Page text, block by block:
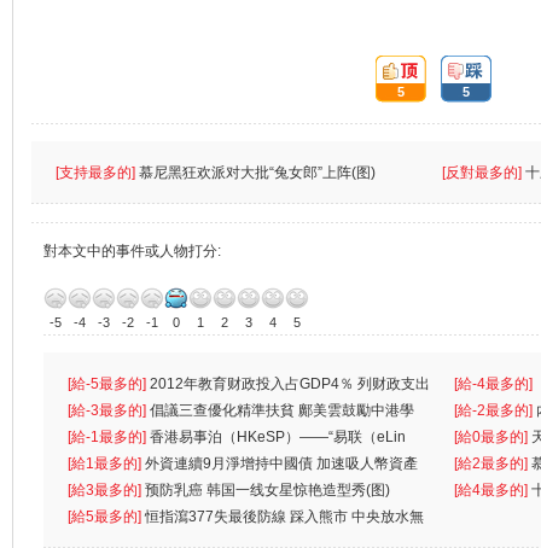
頂:
5
踩:
5
[支持最多的] 慕尼黑狂欢派对大批“兔女郎”上阵(图) [反對最多的]
對本文中的事件或人物打分:
-5 -4 -3 -2 -1 0 1 2 3 4 5
[給-5最多的] 2012年教育财政投入占GDP4％ 列财政支出
首位
[給-4最多的]
一
[給-3最多的] 倡議三查優化精準扶貧 鄺美雲鼓勵中港學
生
[給-2最多的]
人
[給-1最多的] 香港易事泊（HKeSP）——“易联（eLin
k）”项目
[給0最多的]
[給1最多的] 外資連續9月淨增持中國債 加速吸人幣資產 [給2最多的]
[給3最多的] 预防乳癌 韩国一线女星惊艳造型秀(图) [給4最多的]
[給5最多的]恒指瀉377失最後防線 踩入熊市 中央放水無